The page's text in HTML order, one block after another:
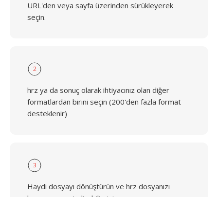
URL'den veya sayfa üzerinden sürükleyerek
seçin.
2
hrz ya da sonuç olarak ihtiyacınız olan diğer
formatlardan birini seçin (200'den fazla format
desteklenir)
3
Haydi dosyayı dönüştürün ve hrz dosyanızı